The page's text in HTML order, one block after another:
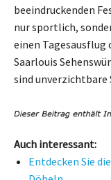
beeindruckenden
nur sportlich,
einen Tagesausflug
Saarlouis
sind unverzichtbare
Auch interessant:
Entdecken Sie